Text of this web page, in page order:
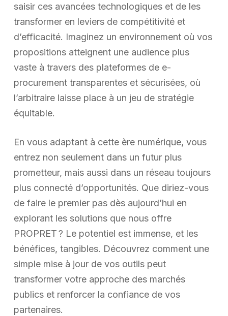
saisir ces avancées technologiques et de les
transformer en leviers de compétitivité et
d’efficacité. Imaginez un environnement où vos
propositions atteignent une audience plus
vaste à travers des plateformes de e-
procurement transparentes et sécurisées, où
l’arbitraire laisse place à un jeu de stratégie
équitable.
En vous adaptant à cette ère numérique, vous
entrez non seulement dans un futur plus
prometteur, mais aussi dans un réseau toujours
plus connecté d’opportunités. Que diriez-vous
de faire le premier pas dès aujourd’hui en
explorant les solutions que nous offre
PROPRET ? Le potentiel est immense, et les
bénéfices, tangibles. Découvrez comment une
simple mise à jour de vos outils peut
transformer votre approche des marchés
publics et renforcer la confiance de vos
partenaires.